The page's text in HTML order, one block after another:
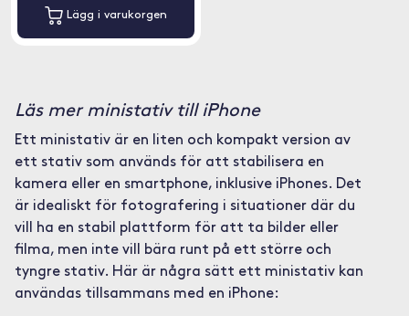
Lägg i varukorgen
Läs mer ministativ till iPhone
Ett ministativ är en liten och kompakt version av
ett stativ som används för att stabilisera en
kamera eller en smartphone, inklusive iPhones. Det
är idealiskt för fotografering i situationer där du
vill ha en stabil plattform för att ta bilder eller
filma, men inte vill bära runt på ett större och
tyngre stativ. Här är några sätt ett ministativ kan
användas tillsammans med en iPhone: